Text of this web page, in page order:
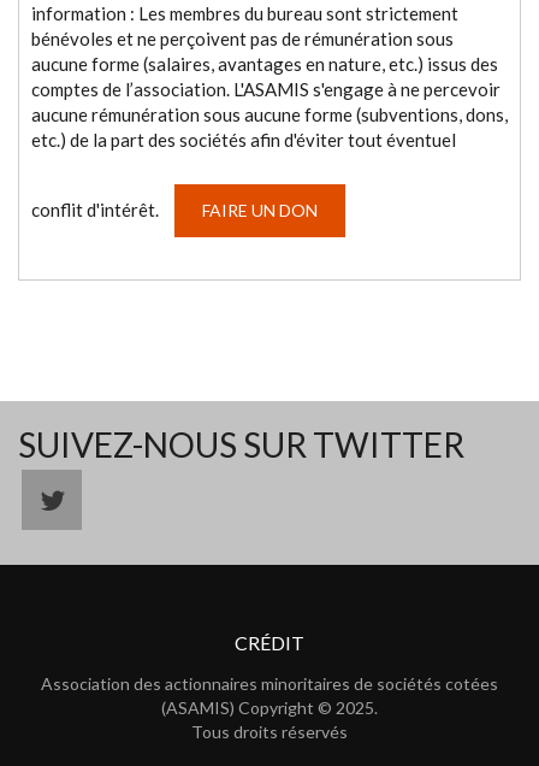
information : Les membres du bureau sont strictement
bénévoles et ne perçoivent pas de rémunération sous
aucune forme (salaires, avantages en nature, etc.) issus des
comptes de l’association. L'ASAMIS s'engage à ne percevoir
aucune rémunération sous aucune forme (subventions, dons,
etc.) de la part des sociétés afin d'éviter tout éventuel
conflit d'intérêt. FAIRE UN DON
SUIVEZ-NOUS SUR TWITTER
CRÉDIT
Association des actionnaires minoritaires de sociétés cotées
(ASAMIS) Copyright © 2025.
Tous droits réservés